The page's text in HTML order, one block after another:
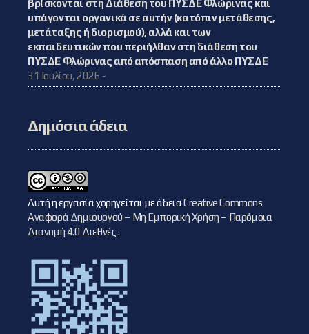
βρίσκονται στη Διάθεση του ΠΥΣΔΕ Φλώρινας και
υπάγονται οργανικά σε αυτήν (κατόπιν μετάθεσης,
μετάταξης ή διορισμού), αλλά και των
εκπαιδευτικών που περιήλθαν στη διάθεση του
ΠΥΣΔΕ Φλώρινας από απόσπαση από άλλο ΠΥΣΔΕ
31 Ιουλίου, 2026 -
Δημόσια άδεια
Αυτή η εργασία χορηγείται με άδειαCreative Commons
Αναφορά Δημιουργού – Μη Εμπορική Χρήση – Παρόμοια
Διανομή 4.0 Διεθνές.